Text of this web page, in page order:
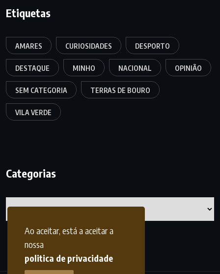
Ao aceitar, está a aceitar a
nossa
politica de privacidade
Etiquetas
AMARES CURIOSIDADES DESPORTO
DESTAQUE MINHO NACIONAL OPINIÃO
SEM CATEGORIA TERRAS DE BOURO
VILA VERDE
Categorias